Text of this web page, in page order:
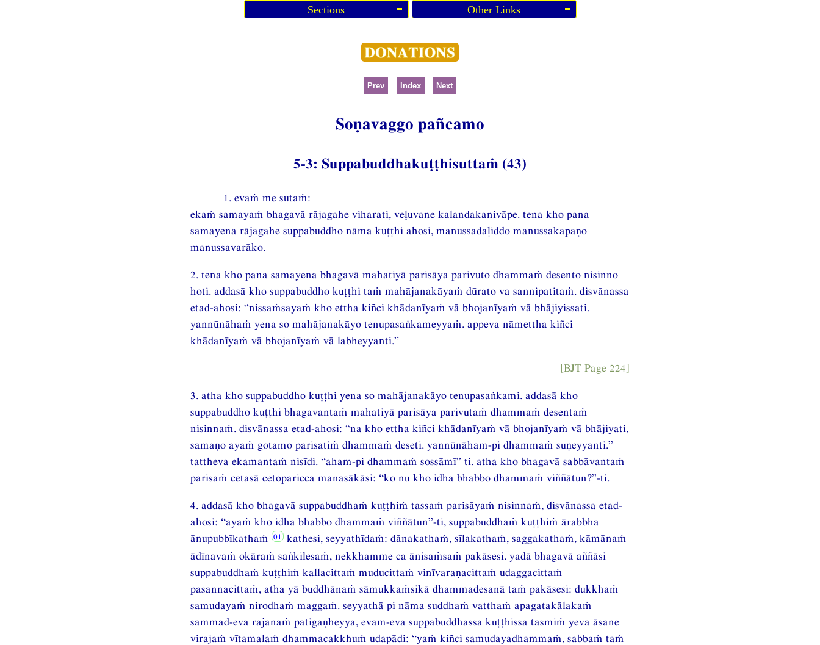
Sections Other Links
Prev Index Next
Soṇavaggo pañcamo
5-3: Suppabuddhakuṭṭhisuttaṁ (43)
1. evaṁ me sutaṁ:
ekaṁ samayaṁ bhagavā rājagahe viharati, veḷuvane kalandakanivāpe. tena kho pana
samayena rājagahe suppabuddho nāma kuṭṭhi ahosi, manussadaḷiddo manussakapaṇo
manussavarāko.
2. tena kho pana samayena bhagavā mahatiyā parisāya parivuto dhammaṁ desento nisinno
hoti. addasā kho suppabuddho kuṭṭhi taṁ mahājanakāyaṁ dūrato va sannipatitaṁ. disvānassa
etad-ahosi: “nissaṁsayaṁ kho ettha kiñci khādanīyaṁ vā bhojanīyaṁ vā bhājiyissati.
yannūnāhaṁ yena so mahājanakāyo tenupasaṅkameyyaṁ. appeva nāmettha kiñci
khādanīyaṁ vā bhojanīyaṁ vā labheyyanti.”
[BJT Page 224]
3. atha kho suppabuddho kuṭṭhi yena so mahājanakāyo tenupasaṅkami. addasā kho
suppabuddho kuṭṭhi bhagavantaṁ mahatiyā parisāya parivutaṁ dhammaṁ desentaṁ
nisinnaṁ. disvānassa etad-ahosi: “na kho ettha kiñci khādanīyaṁ vā bhojanīyaṁ vā bhājiyati,
samaṇo ayaṁ gotamo parisatiṁ dhammaṁ deseti. yannūnāham-pi dhammaṁ suṇeyyanti.”
tattheva ekamantaṁ nisīdi. “aham-pi dhammaṁ sossāmī” ti. atha kho bhagavā sabbāvantaṁ
parisaṁ cetasā cetoparicca manasākāsi: “ko nu kho idha bhabbo dhammaṁ viññātun?”-ti.
4. addasā kho bhagavā suppabuddhaṁ kuṭṭhiṁ tassaṁ parisāyaṁ nisinnaṁ, disvānassa etad-
ahosi: “ayaṁ kho idha bhabbo dhammaṁ viññātun”-ti, suppabuddhaṁ kuṭṭhiṁ ārabbha
ānupubbīkathaṁ
kathesi, seyyathīdaṁ: dānakathaṁ, sīlakathaṁ, saggakathaṁ, kāmānaṁ
ādīnavaṁ okāraṁ saṅkilesaṁ, nekkhamme ca ānisaṁsaṁ pakāsesi. yadā bhagavā aññāsi
suppabuddhaṁ kuṭṭhiṁ kallacittaṁ muducittaṁ vinīvaraṇacittaṁ udaggacittaṁ
pasannacittaṁ, atha yā buddhānaṁ sāmukkaṁsikā dhammadesanā taṁ pakāsesi: dukkhaṁ
samudayaṁ nirodhaṁ maggaṁ. seyyathā pi nāma suddhaṁ vatthaṁ apagatakālakaṁ
sammad-eva rajanaṁ patigaṇheyya, evam-eva suppabuddhassa kuṭṭhissa tasmiṁ yeva āsane
virajaṁ vītamalaṁ dhammacakkhuṁ udapādi: “yaṁ kiñci samudayadhammaṁ, sabbaṁ taṁ